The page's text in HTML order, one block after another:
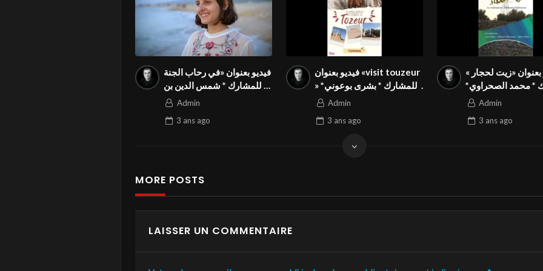
فيديو بعنوان «في رحاب الجنة
» للمشارك * شمس الدين بن
احمد * من تونس في
تونسي بالمهرجان الدولي
Admin
3 ans ago
فيديو بعنوان «visit touzeur
» للمشارك * بشرى بوعوني*
من تونس في المسابقة
بالمهرجان الدولي Season3
Admin
3 ans ago
بعنوان «زيت لحجار »
* محمد الصحراوي*
من تونس في المسابقة
بالمهرجان الدولي Season3
Admin
3 ansago
MORE POSTS
LAISSER UN COMMENTAIRE